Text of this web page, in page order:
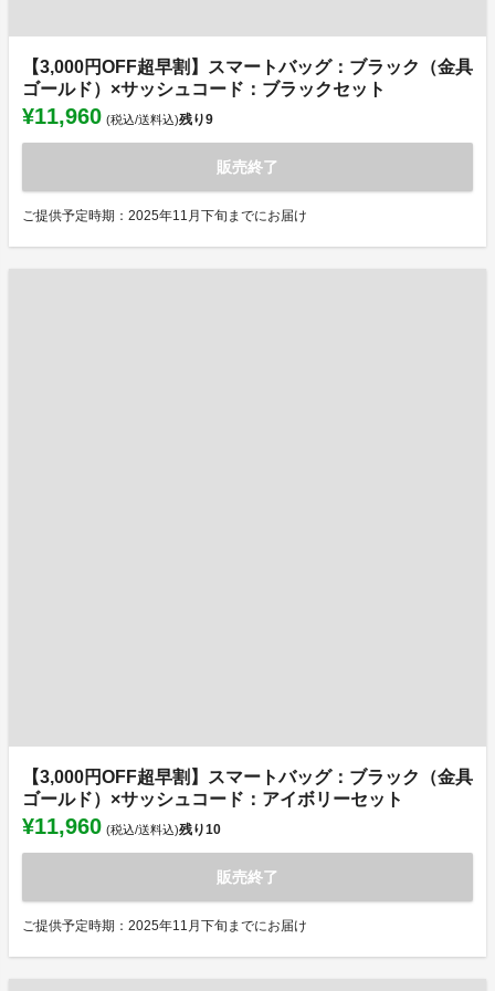
【3,000円OFF超早割】スマートバッグ：ブラック（金具
ゴールド）×サッシュコード：ブラックセット
¥11,960 (税込/送料込)残り9
販売終了
ご提供予定時期：2025年11月下旬までにお届け
【3,000円OFF超早割】スマートバッグ：ブラック（金具
ゴールド）×サッシュコード：アイボリーセット
¥11,960 (税込/送料込)残り10
販売終了
ご提供予定時期：2025年11月下旬までにお届け